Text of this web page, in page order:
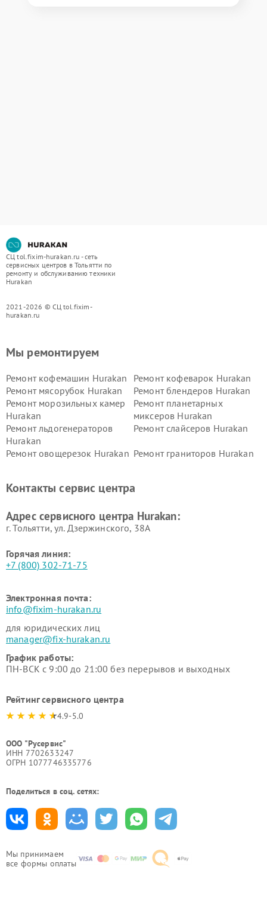
СЦ tol.fixim-hurakan.ru - сеть
сервисных центров в Тольятти по
ремонту и обслуживанию техники
Hurakan
2021-2026 © СЦ tol.fixim-
hurakan.ru
Мы принимаем
все формы оплаты
Мы ремонтируем
Ремонт кофемашин Hurakan
Ремонт кофеварок Hurakan
Ремонт мясорубок Hurakan
Ремонт блендеров Hurakan
Ремонт морозильных камер
Hurakan
Ремонт планетарных
миксеров Hurakan
Ремонт льдогенераторов
Hurakan
Ремонт слайсеров Hurakan
Ремонт овощерезок Hurakan Ремонт граниторов Hurakan
Hurakan
Контакты сервис центра
Адрес сервисного центра Hurakan:
г. Тольятти, ул. Дзержинского, 38А
Горячая линия:
+7 (800) 302-71-75
Электронная почта:
info@fixim-hurakan.ru
для юридических лиц
manager@fix-hurakan.ru
График работы:
ПН-ВСК с 9:00 до 21:00 без перерывов и выходных
Рейтинг сервисного центра
4.9-5.0
ООО "Русервис"
ИНН 7702633247
ОГРН 1077746335776
Поделиться в соц. сетях: